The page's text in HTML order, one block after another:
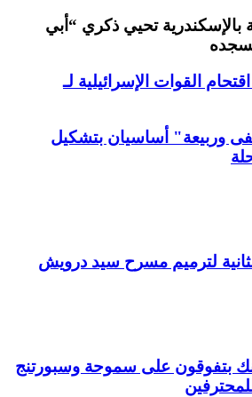
بالإسكندرية تحيي ذكري “أبي
القوات الإسرائيلية لـ
وربيعة" أساسيان بتشكيل
لترميم مسرح سيد درويش
بتفوقون على سموحة وسبورتنج